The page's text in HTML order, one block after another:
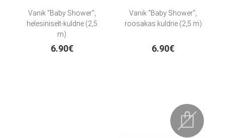
Vanik "Baby Shower",
helesiniselt-kuldne (2,5
m)
6.90€
Vanik "Baby Shower",
roosakas kuldne (2,5 m)
6.90€